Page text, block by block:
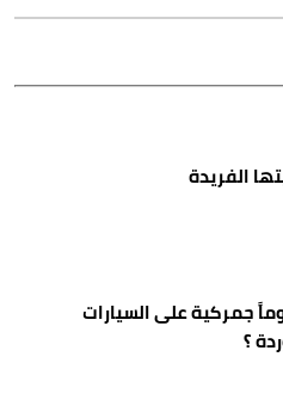
الفريدة
جمركية على السيارات
؟